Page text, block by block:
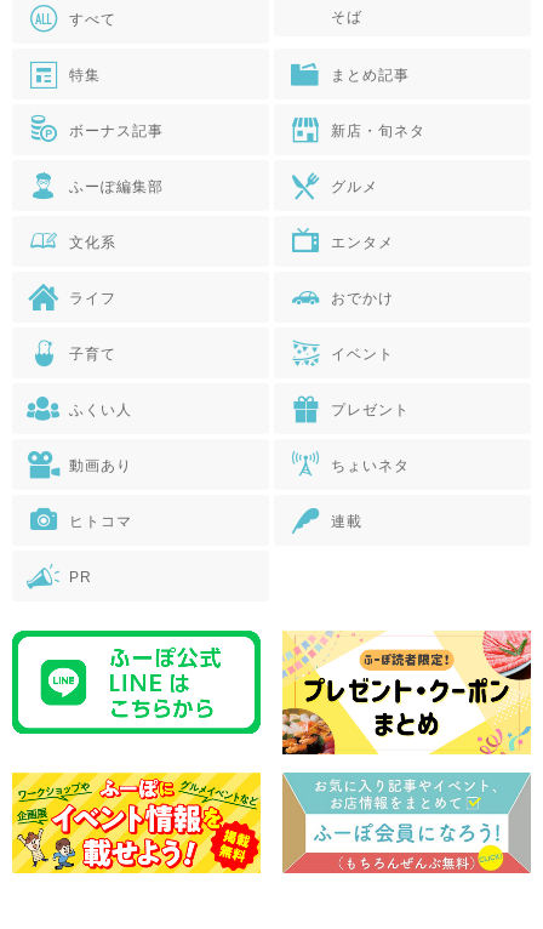
すべて そば
特集 まとめ記事
ボーナス記事 新店・旬ネタ
ふーぽ編集部 グルメ
文化系 エンタメ
ライフ おでかけ
子育て イベント
ふくい人 プレゼント
動画あり ちょいネタ
ヒトコマ 連載
PR